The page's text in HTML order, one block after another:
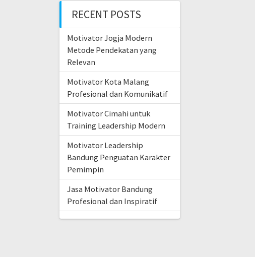
RECENT POSTS
Motivator Jogja Modern
Metode Pendekatan yang
Relevan
Motivator Kota Malang
Profesional dan Komunikatif
Motivator Cimahi untuk
Training Leadership Modern
Motivator Leadership
Bandung Penguatan Karakter
Pemimpin
Jasa Motivator Bandung
Profesional dan Inspiratif